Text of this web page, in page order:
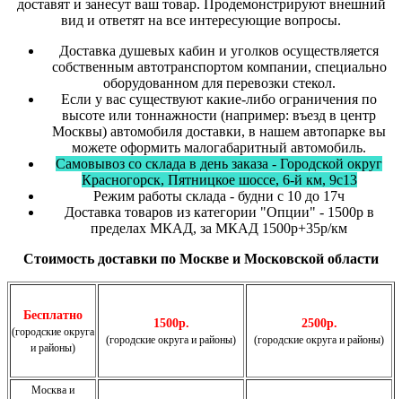
доставят и занесут ваш товар. Продемонстрируют внешний
вид и ответят на все интересующие вопросы.
Доставка душевых кабин и уголков осуществляется
собственным автотранспортом компании, специально
оборудованном для перевозки стекол.
Если у вас существуют какие-либо ограничения по
высоте или тоннажности (например: въезд в центр
Москвы) автомобиля доставки, в нашем автопарке вы
можете оформить малогабаритный автомобиль.
Самовывоз со склада в день заказа - Городской округ
Красногорск, Пятницкое шоссе, 6-й км, 9с13
Режим работы склада - будни с 10 до 17ч
Доставка товаров из категории "Опции" - 1500р в
пределах МКАД, за МКАД 1500р+35р/км
Стоимость доставки по Москве и Московской области
Бесплатно
(городские округа
и районы)
1500р.
(городские округа и районы)
2500р.
(городские округа и районы)
Москва и